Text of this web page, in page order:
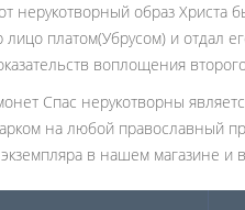
нерукотворный образ Христа
лицо платом(Убрусом) и отдал
воплощения
Спас нерукотворны
на любой православный
в нашем магазине